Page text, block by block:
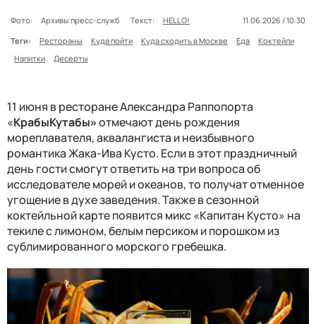
Фото: Архивы пресс-служб Текст: HELLO!
11.06.2026 / 10:30
Теги:
Рестораны Куда пойти Куда сходить в Москве Еда
Коктейли
Напитки
Десерты
11 июня в ресторане Александра Раппопорта
«КрабыКутабы»отмечают день рождения
мореплавателя, аквалангиста и неизбывного
романтика Жака-Ива Кусто. Если в этот праздничный
день гости смогут ответить на три вопроса об
исследователе морей и океанов, то получат отменное
угощение в духе заведения. Также в сезонной
коктейльной карте появится микс «Капитан Кусто» на
текиле с лимоном, белым персиком и порошком из
сублимированного морского гребешка.